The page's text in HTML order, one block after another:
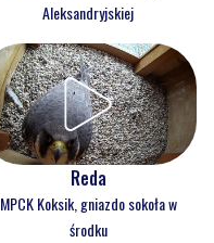
Aleksandryjskiej
Reda
MPCK Koksik, gniazdo sokoła w
środku